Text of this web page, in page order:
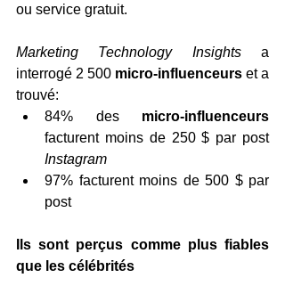
ou service gratuit.
Marketing Technology Insights a
interrogé 2 500 micro-influenceurs et a
trouvé:
84% des micro-influenceurs
facturent moins de 250 $ par post
Instagram
97% facturent moins de 500 $ par
post
Ils sont perçus comme plus fiables
que les célébrités